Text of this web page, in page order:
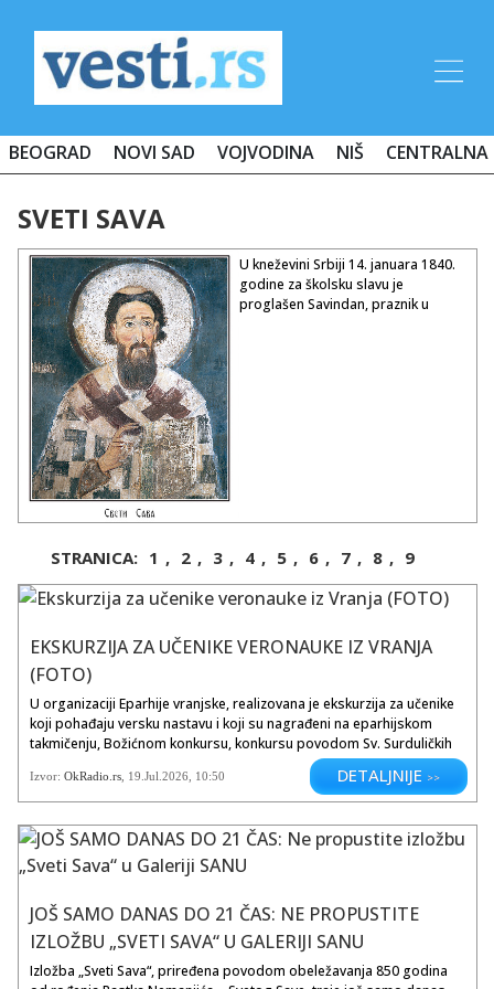
BEOGRAD NOVI SAD VOJVODINA NIŠ CENTRALNA
SVETI SAVA
U kneževini Srbiji 14. januara 1840.
godine za školsku slavu je
proglašen Savindan, praznik u
godine u deževačkom kraju na
januara 1236. godine u Trnovu u
Bugarskoj, pri povratku sa
hodočašća u Jerusalimu. Rastko
vladarske porodice Nemanjića,
uticajni veliki diplomata i prvi srpski
crkva ga slavi kao svog osnivača.
On je bio najmlađi sin velikog
župana Stefana Nemanje i brat
kraljeva Vukana i Stefana. Srpska
pravoslavna crkva 27. januara slavi
dan svog utemeljivača, države i
školstva, Svetog Save.
Savindan se obeležava u svim
školama u Srbiji i Srpskoj, kao radni
Učenici i prosvetni radnici
proslavljaju Savindan svečano, uz
priredbe, akademije, i sečenje
STRANICA: 1 , 2 , 3 , 4 , 5 , 6 , 7 , 8 , 9
EKSKURZIJA ZA UČENIKE VERONAUKE IZ VRANJA
(FOTO)
U organizaciji Eparhije vranjske, realizovana je ekskurzija za učenike
koji pohađaju versku nastavu i koji su nagrađeni na eparhijskom
takmičenju, Božićnom konkursu, konkursu povodom Sv. Surduličkih
mučenika „Otadžbina i sloboda – prošlost, sadašnjost,
budućnost“, na Vidovdanskom konkursu i grupu učenika srednjih
škola, koji su članovi Justinove omladine. Učenici...
Izvor: OkRadio.rs 19.Jul.2026 , 10:50 DETALJNIJE >>
JOŠ SAMO DANAS DO 21 ČAS: NE PROPUSTITE
IZLOŽBU „SVETI SAVA“ U GALERIJI SANU
Izložba „Sveti Sava“, priređena povodom obeležavanja 850 godina